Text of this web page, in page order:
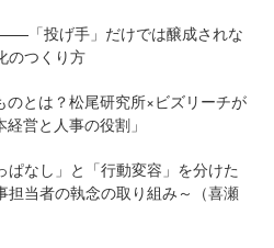
「投げ手」だけでは醸成されな
のつくり方
のとは？松尾研究所×ビズリーチが
営と人事の役割」
ぱなし」と「行動変容」を分けた
担当者の執念の取り組み～（喜瀬